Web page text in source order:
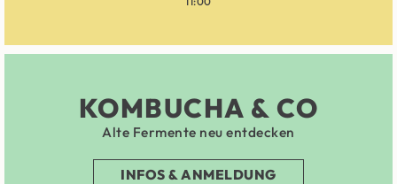
KOMBUCHA & CO
Alte Fermente neu entdecken
INFOS & ANMELDUNG